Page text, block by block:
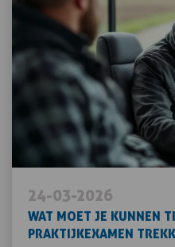
24-03-2026
WAT MOET JE KUNNEN
PRAKTIJKEXAMEN